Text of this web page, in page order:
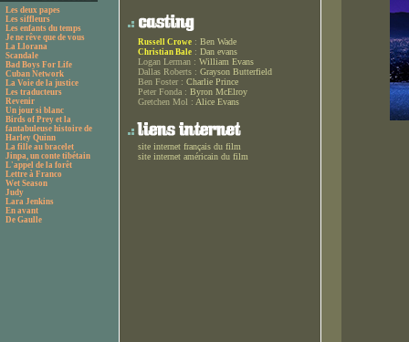
Les deux papes
Les siffleurs
Les enfants du temps
Je ne rêve que de vous
La Llorana
Scandale
Bad Boys For Life
Cuban Network
La Voie de la justice
Les traducteurs
Revenir
Un jour si blanc
Birds of Prey et la
fantabuleuse histoire de
Harley Quinn
La fille au bracelet
Jinpa, un conte tibétain
L'appel de la forêt
Lettre à Franco
Wet Season
Judy
Lara Jenkins
En avant
De Gaulle
Russell Crowe : Ben Wade
Christian Bale : Dan evans
Logan Lerman : William Evans
Dallas Roberts : Grayson Butterfield
Ben Foster : Charlie Prince
Peter Fonda : Byron McElroy
Gretchen Mol : Alice Evans
site internet français du film
site internet américain du film